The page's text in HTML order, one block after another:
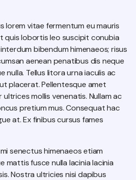
lorem vitae fermentum eu mauris
quis lobortis leo suscipit conubia
bibendum himenaeos; risus
aenean penatibus dis neque
nulla. Tellus litora urna iaculis ac
placerat. Pellentesque amet
mollis venenatis. Nullam ac
pretium mus. Consequat hac
at. Ex finibus cursus fames
senectus himenaeos etiam
mattis fusce nulla lacinia lacinia
Nostra ultricies nisi dapibus